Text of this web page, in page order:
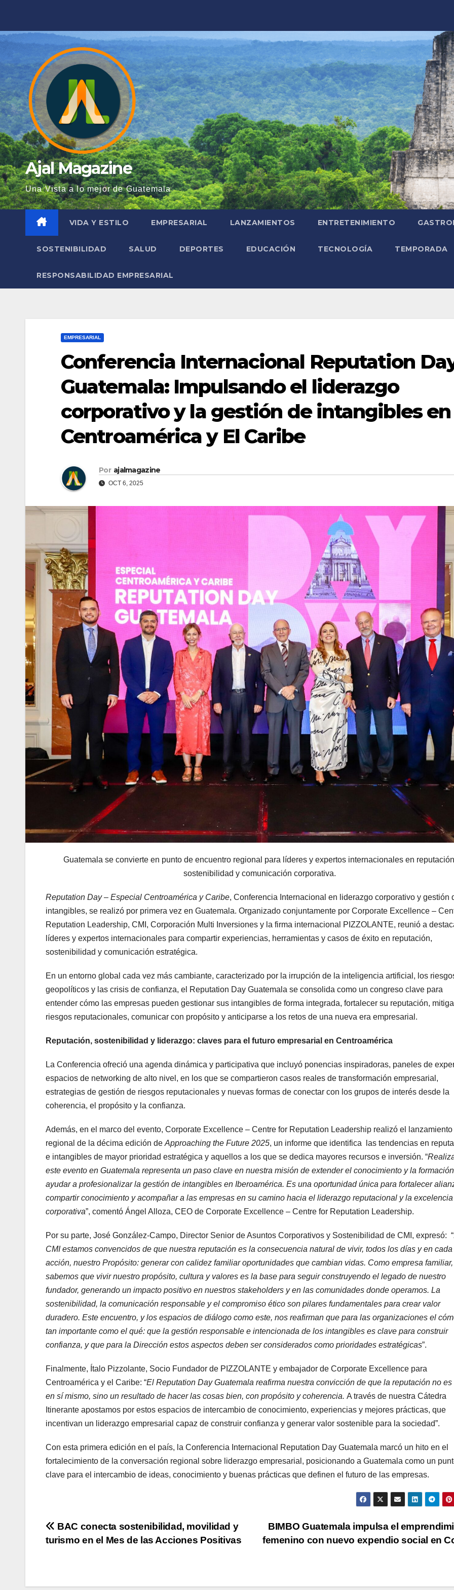
contenido
Ajal Magazine
Una Vista a lo mejor de Guatemala
VIDA Y ESTILO EMPRESARIAL LANZAMIENTOS ENTRETENIMIENTO
SOSTENIBILIDAD SALUD DEPORTES EDUCACIÓN TECNOLOGÍA TEMPORADA
RESPONSABILIDAD EMPRESARIAL
EMPRESARIAL
Conferencia Internacional Reputation
Guatemala: Impulsando el liderazgo
corporativo y la gestión de intangibles en
Centroamérica y El Caribe
Por ajalmagazine
OCT 6, 2025
Guatemala se convierte en punto de encuentro regional para líderes y expertos internacionales en
sostenibilidad y comunicación corporativa.
Reputation Day – Especial Centroamérica y Caribe, Conferencia Internacional en liderazgo corporativo y gestión
intangibles, se realizó por primera vez en Guatemala. Organizado conjuntamente por Corporate Excellence –
Reputation Leadership, CMI, Corporación Multi Inversiones y la firma internacional PIZZOLANTE, reunió a
líderes y expertos internacionales para compartir experiencias, herramientas y casos de éxito en reputación,
sostenibilidad y comunicación estratégica.
En un entorno global cada vez más cambiante, caracterizado por la irrupción de la inteligencia artificial, los
geopolíticos y las crisis de confianza, el Reputation Day Guatemala se consolida como un congreso clave para
entender cómo las empresas pueden gestionar sus intangibles de forma integrada, fortalecer su reputación,
riesgos reputacionales, comunicar con propósito y anticiparse a los retos de una nueva era empresarial.
Reputación, sostenibilidad y liderazgo: claves para el futuro empresarial en Centroamérica
La Conferencia ofreció una agenda dinámica y participativa que incluyó ponencias inspiradoras, paneles de
espacios de networking de alto nivel, en los que se compartieron casos reales de transformación empresarial,
estrategias de gestión de riesgos reputacionales y nuevas formas de conectar con los grupos de interés desde la
coherencia, el propósito y la confianza.
Además, en el marco del evento, Corporate Excellence – Centre for Reputation Leadership realizó el lanzamiento
regional de la décima edición de Approaching the Future 2025, un informe que identifica las tendencias en
e intangibles de mayor prioridad estratégica y aquellos a los que se dedica mayores recursos e inversión. “
este evento en Guatemala representa un paso clave en nuestra misión de extender el conocimiento y la
ayudar a profesionalizar la gestión de intangibles en Iberoamérica. Es una oportunidad única para fortalecer
compartir conocimiento y acompañar a las empresas en su camino hacia el liderazgo reputacional y la excelencia
corporativa”, comentó Ángel Alloza, CEO de Corporate Excellence – Centre for Reputation Leadership.
Por su parte, José González-Campo, Director Senior de Asuntos Corporativos y Sostenibilidad de CMI, expresó: “
CMI estamos convencidos de que nuestra reputación es la consecuencia natural de vivir, todos los días y en cada
acción, nuestro Propósito: generar con calidez familiar oportunidades que cambian vidas. Como empresa familiar,
sabemos que vivir nuestro propósito, cultura y valores es la base para seguir construyendo el legado de nuestro
fundador, generando un impacto positivo en nuestros stakeholders y en las comunidades donde operamos. La
sostenibilidad, la comunicación responsable y el compromiso ético son pilares fundamentales para crear valor
duradero. Este encuentro, y los espacios de diálogo como este, nos reafirman que para las organizaciones el
tan importante como el qué: que la gestión responsable e intencionada de los intangibles es clave para construir
confianza, y que para la Dirección estos aspectos deben ser considerados como prioridades estratégicas”.
Finalmente, Ítalo Pizzolante, Socio Fundador de PIZZOLANTE y embajador de Corporate Excellence para
Centroamérica y el Caribe: “El Reputation Day Guatemala reafirma nuestra convicción de que la reputación no es
en sí mismo, sino un resultado de hacer las cosas bien, con propósito y coherencia. A través de nuestra Cátedra
Itinerante apostamos por estos espacios de intercambio de conocimiento, experiencias y mejores prácticas, que
incentivan un liderazgo empresarial capaz de construir confianza y generar valor sostenible para la sociedad”.
Con esta primera edición en el país, la Conferencia Internacional Reputation Day Guatemala marcó un hito en el
fortalecimiento de la conversación regional sobre liderazgo empresarial, posicionando a Guatemala como un
clave para el intercambio de ideas, conocimiento y buenas prácticas que definen el futuro de las empresas.
Navegación
BIMBO Guatemala impulsa el
femenino con nuevo expendio social en
BAC conecta sostenibilidad, movilidad y
turismo en el Mes de las Acciones Positivas